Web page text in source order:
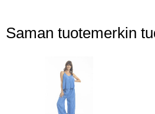
Saman tuotemerkin